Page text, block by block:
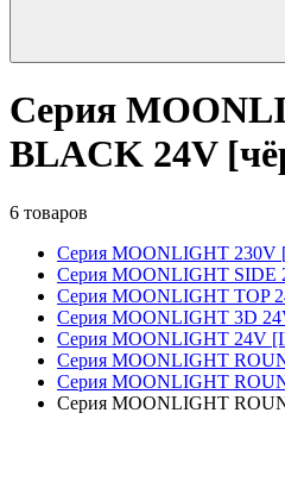
Серия
BLACK 24V
6 товаров
Серия MOONLIGHT 230V
Серия MOONLIGHT SIDE
Серия MOONLIGHT TOP
Серия MOONLIGHT 3D
Серия MOONLIGHT 24V
Серия MOONLIGHT
Серия MOONLIGHT
Серия MOONLIGHT